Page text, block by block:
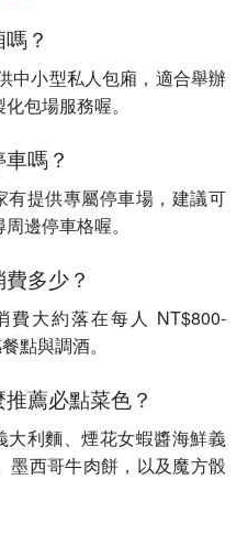
？
中小型私人包廂，適合舉辦
包場服務喔。
嗎？
提供專屬停車場，建議可
邊停車格喔。
多少？
費大約落在每人 NT$800-
點與調酒。
薦必點菜色？
利麵、煙花女蝦醬海鮮義
墨西哥牛肉餅，以及魔方骰